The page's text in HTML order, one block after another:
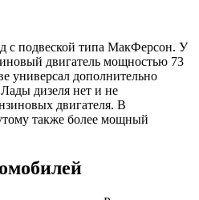
с подвеской типа МакФерсон. У
двигатель мощностью 73
универсал дополнительно
дизеля нет и не
двигателя. В
также более мощный